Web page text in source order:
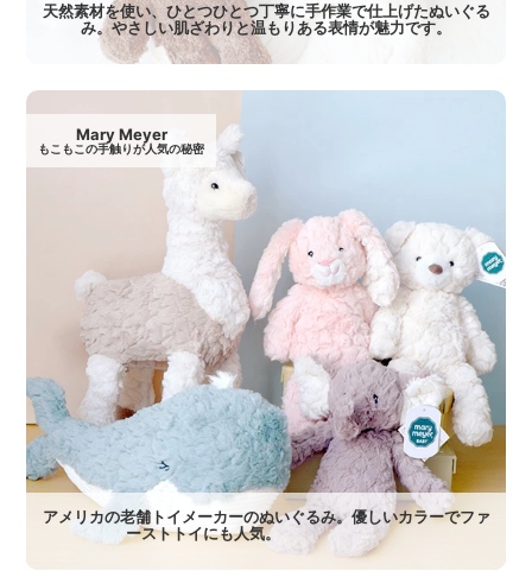
天然素材を使い、ひとつひとつ丁寧に手作業で仕上げたぬいぐる
み。やさしい肌ざわりと温もりある表情が魅力です。
Mary Meyer
もこもこの手触りが人気の秘密
アメリカの老舗トイメーカーのぬいぐるみ。優しいカラーでファ
ーストトイにも人気。